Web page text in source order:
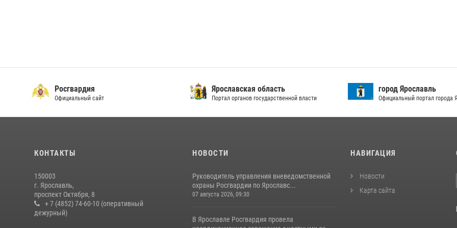
Росгвардия
Официальный сайт
Ярославская область
Портал органов государственной власти
город Ярославль
Официальный портал города
КОНТАКТЫ
150003
г. Ярославль,
проспект Октября, 8
+ 7 (4852) 74-60-10 (оперативный
дежурный)
НОВОСТИ
Руководитель управления вневедомственной
охраны Росгвардии по Ярославс...
07 августа 2026, 09:30
В Ярославле Росгвардия провела
НАВИГАЦИЯ
Новости
Карта сайта